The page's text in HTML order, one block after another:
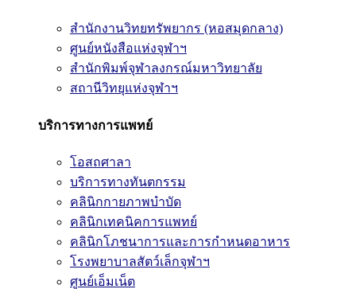
สำนักงานวิทยทรัพยากร (หอสมุดกลาง)
ศูนย์หนังสือแห่งจุฬาฯ
สำนักพิมพ์จุฬาลงกรณ์มหาวิทยาลัย
สถานีวิทยุแห่งจุฬาฯ
บริการทางการแพทย์
โอสถศาลา
บริการทางทันตกรรม
คลินิกกายภาพบำบัด
คลินิกเทคนิคการแพทย์
คลินิกโภชนาการและการกำหนดอาหาร
โรงพยาบาลสัตว์เล็กจุฬาฯ
ศูนย์เอ็มเน็ต